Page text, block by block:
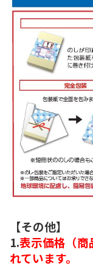
【その他】
1.表示価格（商
れています。